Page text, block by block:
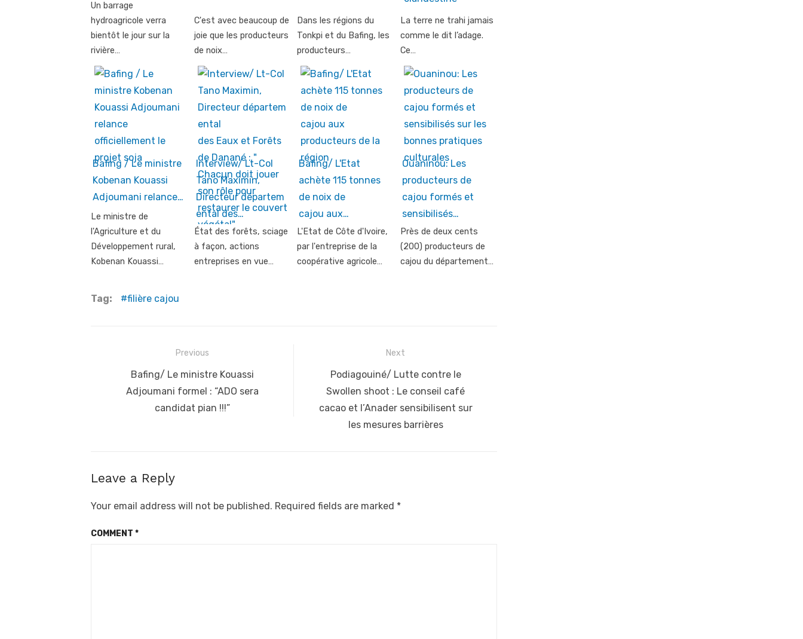
Un barrage
hydroagricole verra
bientôt le jour sur la
rivière…
C'est avec beaucoup de
joie que les producteurs
de noix…
Dans les régions du
Tonkpi et du Bafing, les
producteurs…
La terre ne trahi jamais
comme le dit l’adage.
Ce…
Bafing / Le ministre
Kobenan Kouassi
Adjoumani relance…
Le ministre de
l'Agriculture et du
Développement rural,
Kobenan Kouassi…
Interview/ Lt-Col
Tano Maximin,
Directeur départem
ental des…
État des forêts, sciage
à façon, actions
entreprises en vue…
Bafing/ L'Etat
achète 115 tonnes
de noix de
cajou aux…
L'Etat de Côte d'Ivoire,
par l'entreprise de la
coopérative agricole…
Ouaninou: Les
producteurs de
cajou formés et
sensibilisés…
Près de deux cents
(200) producteurs de
cajou du département…
Tag: filière cajou
navigation
Previous
Previous
post:
Bafing/ Le ministre Kouassi
Adjoumani formel : “ADO sera
candidat pian !!!”
Next
Next
post:
Podiagouiné/ Lutte contre le
Swollen shoot : Le conseil café
cacao et l’Anader sensibilisent sur
les mesures barrières
Leave a Reply
Your email address will not be published. Required fields are marked *
COMMENT *